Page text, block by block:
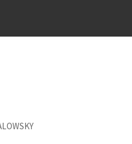
Luis Borges
é correto?
daí
urbanidade